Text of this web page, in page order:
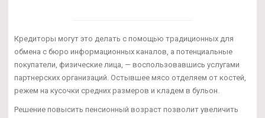
Кредиторы могут это делать с помощью традиционных для
обмена с бюро информационных каналов, а потенциальные
покупатели, физические лица, — воспользовавшись услугами
партнерских организаций. Остывшее мясо отделяем от костей,
режем на кусочки средних размеров и кладем в бульон.
Решение повысить пенсионный возраст позволит увеличить